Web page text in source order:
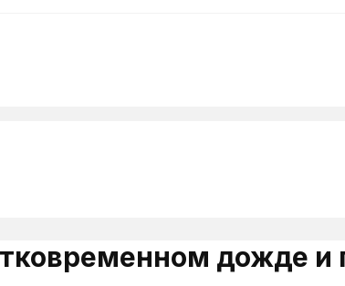
дожде и